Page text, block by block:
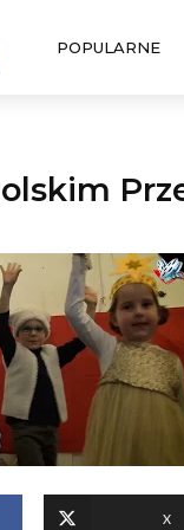
POPULARNE
X